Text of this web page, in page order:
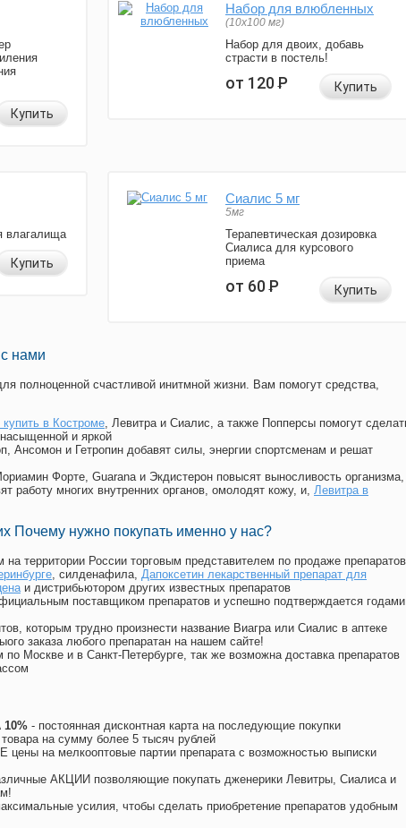
Купить
Набор для влюбленных
(10х100 мг)
Набор для двоих, добавь
страсти в постель!
от 120Р Купить
влагалища
Купить
Сиалис 5 мг
5мг
Терапевтическая дозировка
Сиалиса для курсового
приема
от 60Р Купить
нами
полноценной счастливой инитмной жизни. Вам помогут средства,
в Костроме, Левитра и Сиалис, а также Попперсы помогут
и яркой
Ансомон и Гетропин добавят силы, энергии спортсменам и решат
Форте, Guarana и Экдистерон повысят выносливость организма,
работу многих внутренних органов, омолодят кожу, и, Левитра в
Почему нужно покупать именно у нас?
территории России торговым представителем по продаже препаратов
, силденафила, Дапоксетин лекарственный препарат для
и дистрибьютором других известных препаратов
поставщиком препаратов и успешно подтверждается годами
которым трудно произнести название Виагра или Сиалис в аптеке
заказа любого препаратан на нашем сайте!
Москве и в Санкт-Петербурге, так же возможна доставка препаратов
- постоянная дисконтная карта на последующие покупки
товара на сумму более 5 тысяч рублей
на мелкооптовые партии препарата с возможностью выписки
АКЦИИ позволяющие покупать дженерики Левитры, Сиалиса и
усилия, чтобы сделать приобретение препаратов удобным